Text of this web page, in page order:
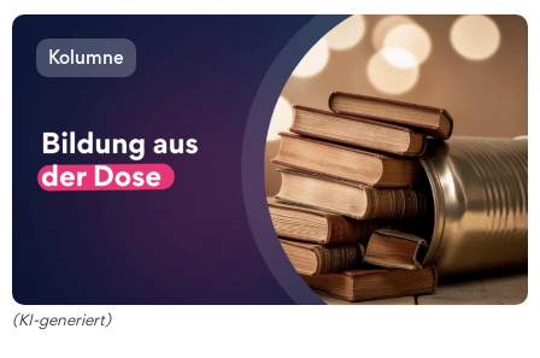
(KI-generiert)
Kolumne